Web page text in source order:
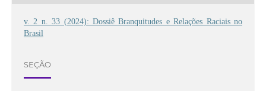
v. 2 n. 33 (2024): Dossiê Branquitudes e Relações Raciais no
Brasil
SEÇÃO